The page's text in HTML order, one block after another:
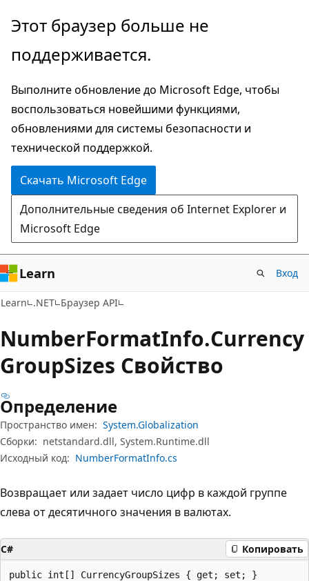
Пропустить
перейти
основному
содержимому
Переход
навигации
странице
Этот браузер больше не
поддерживается.
Выполните обновление до Microsoft Edge, чтобы
воспользоваться новейшими функциями,
обновлениями для системы безопасности и
технической поддержкой.
Скачать Microsoft Edge
Дополнительные сведения об Internet Explorer и
Microsoft Edge
Learn Вход
Learn .NET Браузер API
NumberFormatInfo.Currency
GroupSizes Свойство
Определение
Пространство имен: System.Globalization
Сборки: netstandard.dll, System.Runtime.dll
Исходный код: NumberFormatInfo.cs
Возвращает или задает число цифр в каждой группе
слева от десятичного значения в валютах.
C# Копировать
public int[] CurrencyGroupSizes { get; set; }